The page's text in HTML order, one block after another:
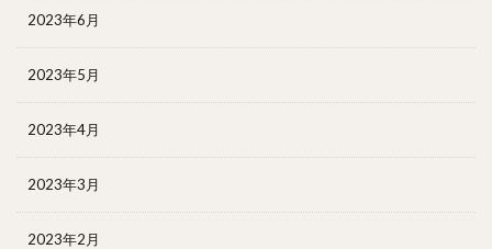
2023年6月
2023年5月
2023年4月
2023年3月
2023年2月